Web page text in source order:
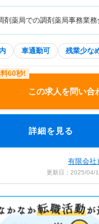
剤薬局での調剤薬局事務業務
車通勤可 残業少な
この求人を問い合
詳細を見る
有限会社
更新日：2025/